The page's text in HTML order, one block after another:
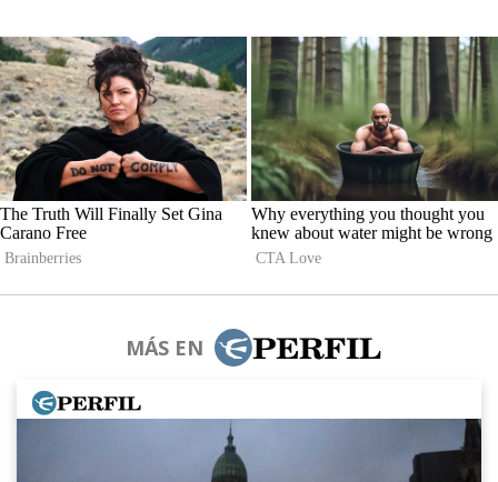
MÁS EN